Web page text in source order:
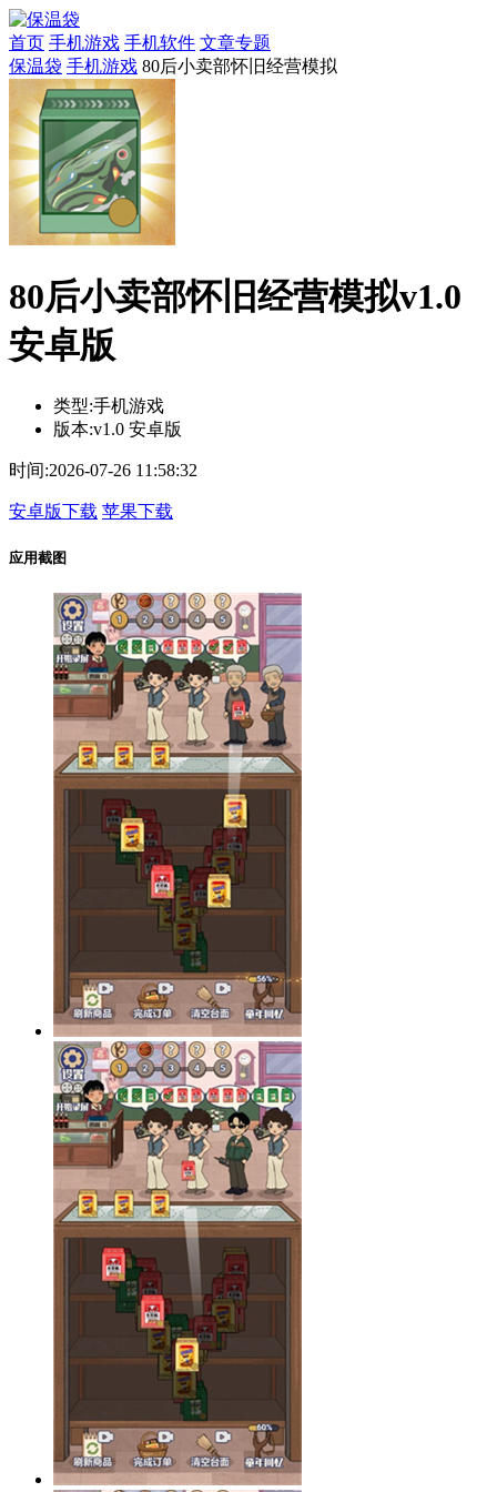
首页 手机游戏 手机软件 文章专题
保温袋 手机游戏 80后小卖部怀旧经营模拟
80后小卖部怀旧经营模拟v1.0
安卓版
类型:手机游戏
版本:v1.0 安卓版
时间:2026-07-26 11:58:32
安卓版下载 苹果下载
应用截图